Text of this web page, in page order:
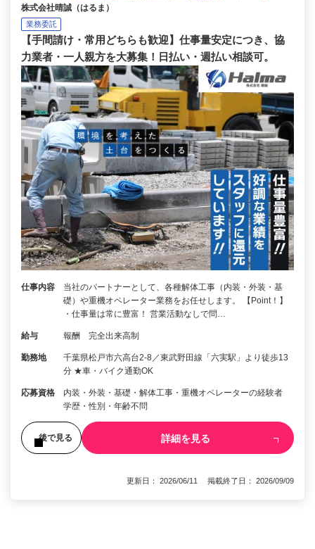
株式会社晴誠（はるま）
業務委託
【手間請け・常用どちらも歓迎】仕事量安定につき、協
力業者・一人親方を大募集！日払い・週払い相談可。
仕事内容
当社のパートナーとして、各種解体工事（内装・外装・基
礎）や重機オペレーター業務をお任せします。 【Point！】
・仕事量は常に豊富！ 営業活動なしで問…
給与 報酬 完全出来高制
勤務地
千葉県松戸市六高台2-8／東武野田線「六実駅」より徒歩13
分 ★車・バイク通勤OK
応募資格
内装・外装・基礎・解体工事・重機オペレーターの経験者
学歴・性別・年齢不問
後で見る 詳細を見る
更新日： 2026/06/11 掲載終了日： 2026/09/09